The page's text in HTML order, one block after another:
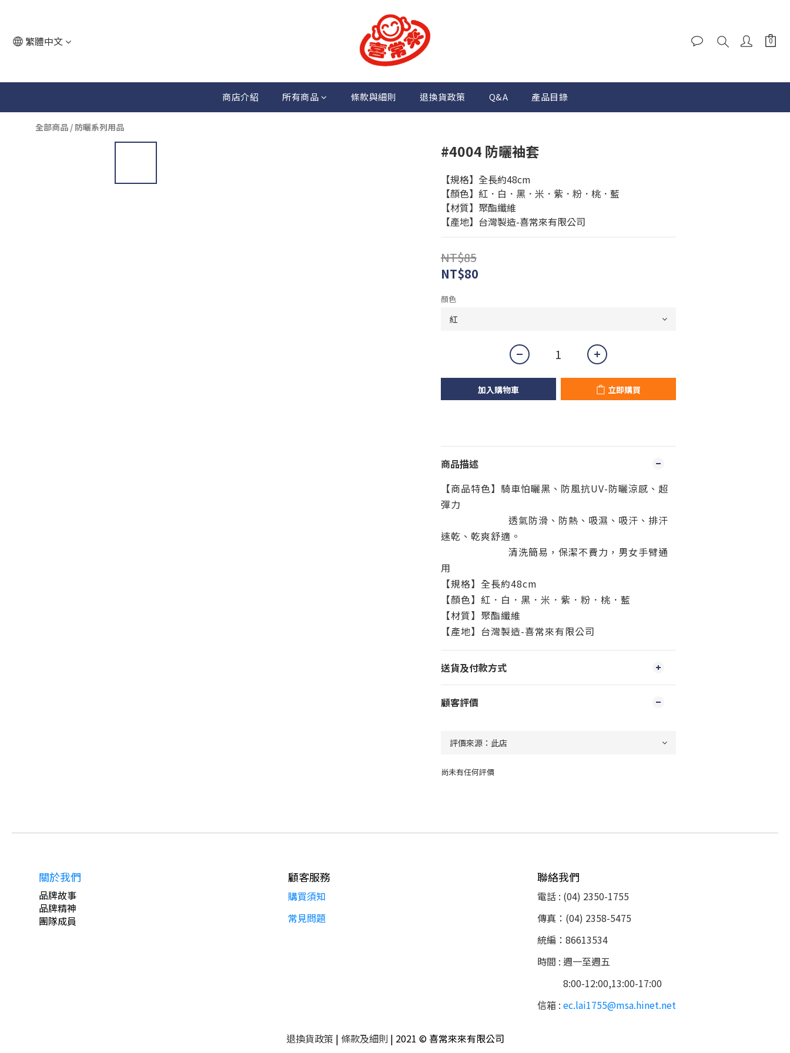
繁體中文
商店介紹 所有商品 條款與細則 退換貨政策 Q&A 產品目錄
全部商品 / 防曬系列用品
#4004 防曬袖套
【規格】全長約48cm
【顏色】紅．白．黑．米．紫．粉．桃．藍
【材質】聚酯纖維
【產地】台灣製造-喜常來有限公司
NT$85
NT$80
顏色
加入購物車 立即購買
商品描述
【商品特色】騎車怕曬黑、防風抗UV-防曬涼感、超
彈力
透氣防滑、防熱、吸濕、吸汗、排汗
速乾、乾爽舒適。
清洗簡易，保潔不費力，男女手臂通
用
【規格】全長約48cm
【顏色】紅．白．黑．米．紫．粉．桃．藍
【材質】聚酯纖維
【產地】台灣製造-喜常來有限公司
送貨及付款方式
顧客評價
尚未有任何評價
關於我們
品牌故事
品牌精神
團隊成員
顧客服務
購買須知
常見問題
聯絡我們
電話 : (04) 2350-1755
傳真：(04) 2358-5475
統編：86613534
時間 : 週一至週五
8:00-12:00,13:00-17:00
信箱 : ec.lai1755@msa.hinet.net
退換貨政策 | 條款及細則 | 2021 © 喜常來來有限公司